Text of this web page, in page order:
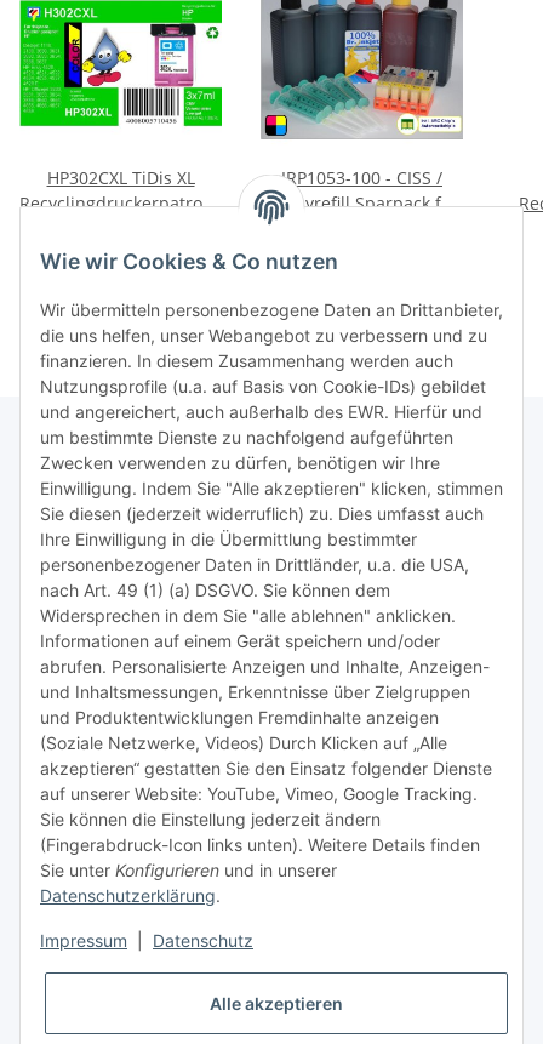
HP302CXL TiDis XL
Recyclingdruckerpatrone
ersetzt die
0,95 € pro 1 ml
IRP1053-100 - CISS /
Easyrefill Sparpack f.
PGI550 & CLI551ER inkl.
5 x 100ml Dr.Inkjet
TiDis Lizenzsystem
Meist besuchte Seiten:
Tipps & Tricks rund um Sublimation
TiDis Videos auf Youtube
Nachfüllpreise für Druckerpatronen
Refillservice Patronen verpacken
TiDis Druckerwerkstatt
TiDis PC & Notebookwerkstatt
TiDis eScooter Werkstatt
GIC (German Ink Company)
Wie wir Cookies & Co nutzen
Wir übermitteln personenbezogene Daten an Drittanbieter,
die uns helfen, unser Webangebot zu verbessern und zu
finanzieren. In diesem Zusammenhang werden auch
Nutzungsprofile (u.a. auf Basis von Cookie-IDs) gebildet
und angereichert, auch außerhalb des EWR. Hierfür und
um bestimmte Dienste zu nachfolgend aufgeführten
Zwecken verwenden zu dürfen, benötigen wir Ihre
Einwilligung. Indem Sie "Alle akzeptieren" klicken, stimmen
Sie diesen (jederzeit widerruflich) zu. Dies umfasst auch
Ihre Einwilligung in die Übermittlung bestimmter
personenbezogener Daten in Drittländer, u.a. die USA,
nach Art. 49 (1) (a) DSGVO. Sie können dem
Widersprechen in dem Sie "alle ablehnen" anklicken.
Informationen auf einem Gerät speichern und/oder
abrufen. Personalisierte Anzeigen und Inhalte, Anzeigen-
und Inhaltsmessungen, Erkenntnisse über Zielgruppen
und Produktentwicklungen Fremdinhalte anzeigen
(Soziale Netzwerke, Videos) Durch Klicken auf „Alle
akzeptieren“ gestatten Sie den Einsatz folgender Dienste
auf unserer Website: YouTube, Vimeo, Google Tracking.
Sie können die Einstellung jederzeit ändern
(Fingerabdruck-Icon links unten). Weitere Details finden
Sie unter Konfigurieren und in unserer
Datenschutzerklärung.
Impressum Datenschutz
Alle akzeptieren